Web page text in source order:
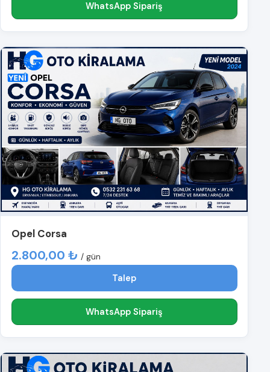
WhatsApp Sipariş
Opel Corsa
2.800,00 ₺ / gün
Talep
WhatsApp Sipariş